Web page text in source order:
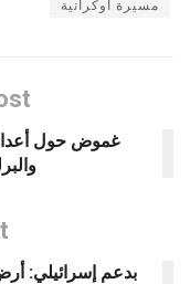
مسيرة أوكرانية
غموض حول
بدعم إسرائيلي: